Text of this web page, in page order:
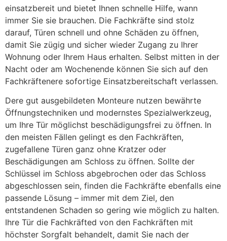
einsatzbereit und bietet Ihnen schnelle Hilfe, wann
immer Sie sie brauchen. Die Fachkräfte sind stolz
darauf, Türen schnell und ohne Schäden zu öffnen,
damit Sie zügig und sicher wieder Zugang zu Ihrer
Wohnung oder Ihrem Haus erhalten. Selbst mitten in der
Nacht oder am Wochenende können Sie sich auf den
Fachkräftenere sofortige Einsatzbereitschaft verlassen.
Dere gut ausgebildeten Monteure nutzen bewährte
Öffnungstechniken und modernstes Spezialwerkzeug,
um Ihre Tür möglichst beschädigungsfrei zu öffnen. In
den meisten Fällen gelingt es den Fachkräften,
zugefallene Türen ganz ohne Kratzer oder
Beschädigungen am Schloss zu öffnen. Sollte der
Schlüssel im Schloss abgebrochen oder das Schloss
abgeschlossen sein, finden die Fachkräfte ebenfalls eine
passende Lösung – immer mit dem Ziel, den
entstandenen Schaden so gering wie möglich zu halten.
Ihre Tür die Fachkräfted von den Fachkräften mit
höchster Sorgfalt behandelt, damit Sie nach der